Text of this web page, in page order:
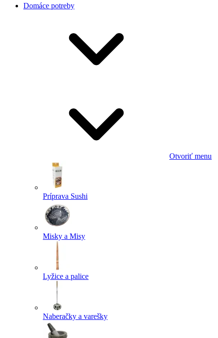
Domáce potreby
Otvoriť menu
Príprava Sushi
Misky a Misy
Lyžice a palice
Naberačky a varešky